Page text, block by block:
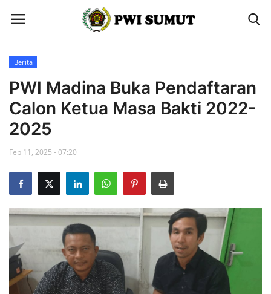
Home
Berita
Gallery
Berita
PWI Madina Buka Pendaftaran
Calon Ketua Masa Bakti 2022-
2025
Feb 11, 2025 - 07:20